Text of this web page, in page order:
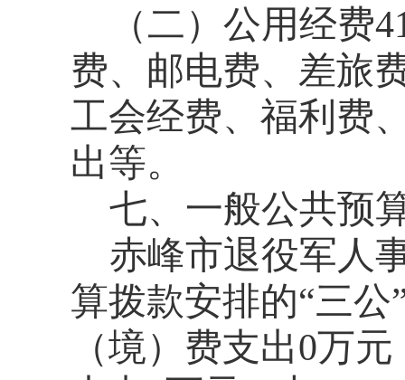
（二）公用经费
费、邮电费、差旅
工会经费、福利费
出等。
七、一般公共预
赤峰市退役军人
算拨款安排的“三
（境）费支出0万